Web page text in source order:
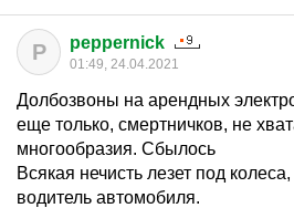
P peppernick
01:49, 24.04.2021
Долбозвоны на арендных
еще только, смертничков, не
многообразия. Сбылось
Всякая нечисть лезет под
водитель автомобиля.